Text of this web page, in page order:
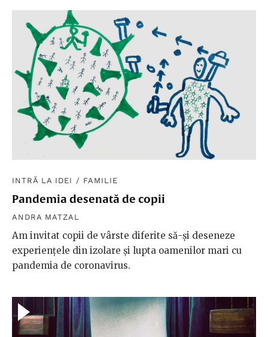
INTRĂ LA IDEI / FAMILIE
Pandemia desenată de copii
ANDRA MATZAL
Am invitat copii de vârste diferite să-și deseneze
experiențele din izolare și lupta oamenilor mari cu
pandemia de coronavirus.